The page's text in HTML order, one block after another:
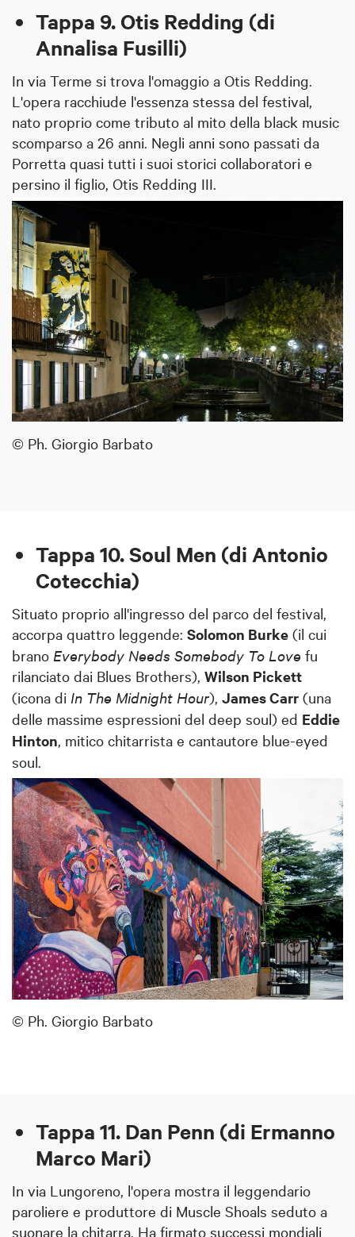
Tappa 9. Otis Redding (di
Annalisa Fusilli)
In via Terme si trova l'omaggio a Otis Redding.
L'opera racchiude l'essenza stessa del festival,
nato proprio come tributo al mito della black music
scomparso a 26 anni. Negli anni sono passati da
Porretta quasi tutti i suoi storici collaboratori e
persino il figlio, Otis Redding III.
© Ph. Giorgio Barbato
Tappa 10. Soul Men (di Antonio
Cotecchia)
Situato proprio all'ingresso del parco del festival,
accorpa quattro leggende: Solomon Burke (il cui
brano Everybody Needs Somebody To Love fu
rilanciato dai Blues Brothers), Wilson Pickett
(icona di In The Midnight Hour), James Carr (una
delle massime espressioni del deep soul) ed Eddie
Hinton , mitico chitarrista e cantautore blue-eyed
soul.
© Ph. Giorgio Barbato
Tappa 11. Dan Penn (di Ermanno
Marco Mari)
In via Lungoreno, l'opera mostra il leggendario
paroliere e produttore di Muscle Shoals seduto a
suonare la chitarra. Ha firmato successi mondiali